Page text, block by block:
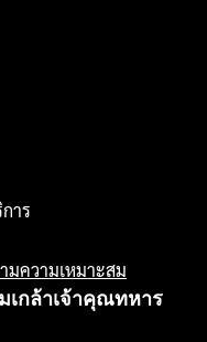
าร
มความเหมาะสม
เกล้าเจ้าคุณทหาร